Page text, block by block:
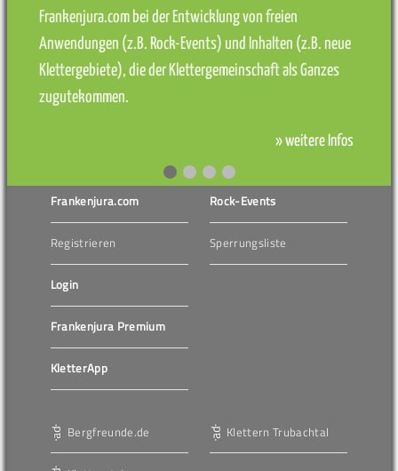
Frankenjura.com bei der Entwicklung von freien
Anwendungen (z.B. Rock-Events) und Inhalten (z.B. neue
Klettergebiete), die der Klettergemeinschaft als Ganzes
zugutekommen.
» weitere Infos
Frankenjura.com
Registrieren
Login
Frankenjura Premium
KletterApp
Rock-Events
Sperrungsliste
Bergfreunde.de Klettern Trubachtal